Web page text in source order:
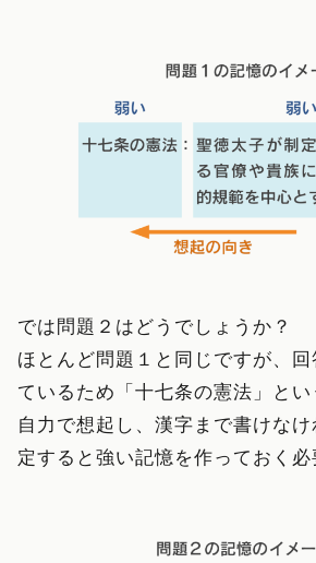
では問題２はどうでしょうか？
ほとんど問題１と同じですが、
ているため「十七条の憲法」と
自力で想起し、漢字まで書けな
定すると強い記憶を作っておく必